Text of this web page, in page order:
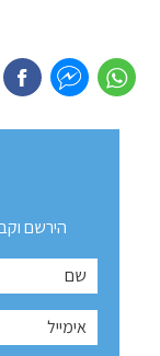
הירשם